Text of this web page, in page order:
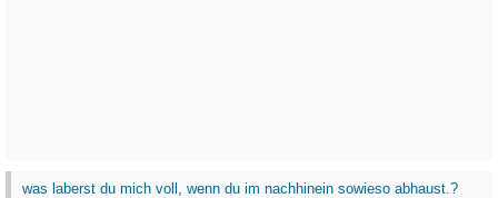
was laberst du mich voll, wenn du im nachhinein sowieso abhaust.?